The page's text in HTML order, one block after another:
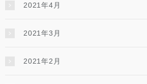
2021年4月
2021年3月
2021年2月